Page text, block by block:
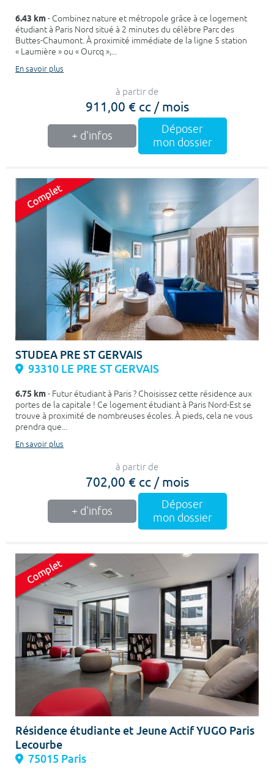
6.43 km- Combinez nature et métropole grâce à ce logement
étudiant à Paris Nord situé à 2 minutes du célèbre Parc des
Buttes-Chaumont. À proximité immédiate de la ligne 5 station
« Laumière » ou « Ourcq »,...
En savoir plus
à partir de
911,00 € cc / mois
+ d'infos
Déposer
mon dossier
STUDEA PRE ST GERVAIS
93310 LE PRE ST GERVAIS
6.75 km- Futur étudiant à Paris ? Choisissez cette résidence aux
portes de la capitale ! Ce logement étudiant à Paris Nord-Est se
trouve à proximité de nombreuses écoles. À pieds, cela ne vous
prendra que...
En savoir plus
à partir de
702,00 € cc / mois
+ d'infos
Déposer
mon dossier
Résidence étudiante et Jeune Actif YUGO Paris
Lecourbe
75015 Paris